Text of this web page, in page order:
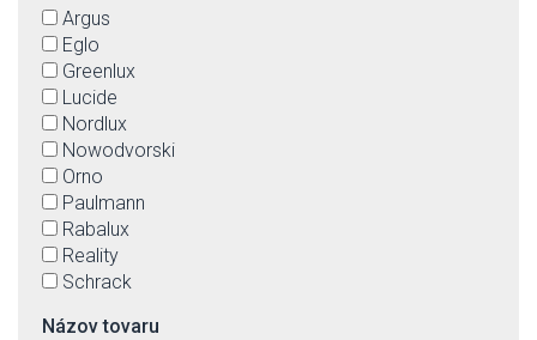
Argus
Eglo
Greenlux
Lucide
Nordlux
Nowodvorski
Orno
Paulmann
Rabalux
Reality
Schrack
Názov tovaru